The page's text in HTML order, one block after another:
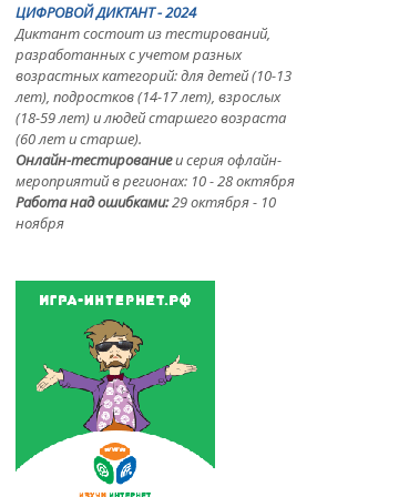
ЦИФРОВОЙ ДИКТАНТ - 2024
Диктант состоит из тестирований,
разработанных с учетом разных
возрастных категорий: для детей (10-13
лет), подростков (14-17 лет), взрослых
(18-59 лет) и людей старшего возраста
(60 лет и старше).
Онлайн-тестированиеи серия офлайн-
мероприятий в регионах: 10 - 28 октября
Работа над ошибками:29 октября - 10
ноября